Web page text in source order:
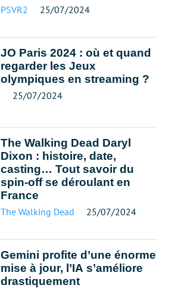
PSVR2 25/07/2024
JO Paris 2024 : où et quand
regarder les Jeux
olympiques en streaming ?
25/07/2024
The Walking Dead Daryl
Dixon : histoire, date,
casting… Tout savoir du
spin-off se déroulant en
France
The Walking Dead 25/07/2024
Gemini profite d’une énorme
mise à jour, l’IA s’améliore
drastiquement